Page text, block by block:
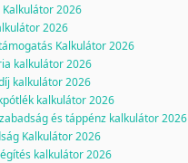
2026
2026
Kalkulátor 2026
kalkulátor 2026
kalkulátor 2026
kalkulátor 2026
és táppénz kalkulátor 2026
Kalkulátor 2026
kalkulátor 2026